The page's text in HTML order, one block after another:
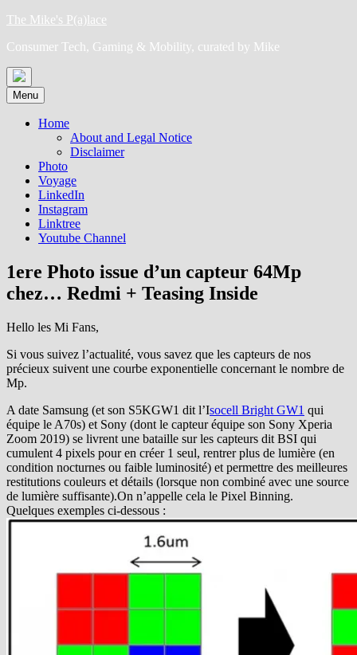
Skip
content
The Mike's P(a)lace
Consumer Tech, Gaming & Mobility, curated by Mike
Menu
Home
About and Legal Notice
Disclaimer
Photo
Voyage
LinkedIn
Instagram
Linktree
Youtube Channel
1ere Photo issue d’un capteur 64Mp
chez… Redmi + Teasing Inside
Hello les Mi Fans,
Si vous suivez l’actualité, vous savez que les capteurs de nos
précieux suivent une courbe exponentielle concernant le nombre de
Mp.
A date Samsung (et son S5KGW1 dit l’Isocell Bright GW1 qui
équipe le A70s) et Sony (dont le capteur équipe son Sony Xperia
Zoom 2019) se livrent une bataille sur les capteurs dit BSI qui
cumulent 4 pixels pour en créer 1 seul, rentrer plus de lumière (en
condition nocturnes ou faible luminosité) et permettre des meilleures
restitutions couleurs et détails (lorsque non combiné avec une source
de lumière suffisante).On n’appelle cela le Pixel Binning.
Quelques exemples ci-dessous :